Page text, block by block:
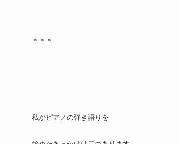
＊＊＊
私がピアノの弾き語りを